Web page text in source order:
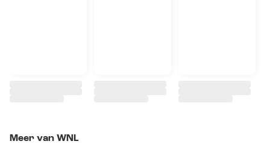
Meer van WNL